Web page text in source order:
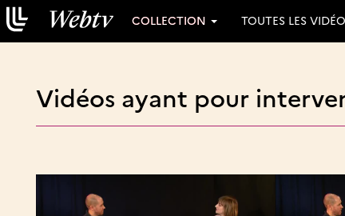
COLLECTION TOUTES LES
Vidéos ayant pour